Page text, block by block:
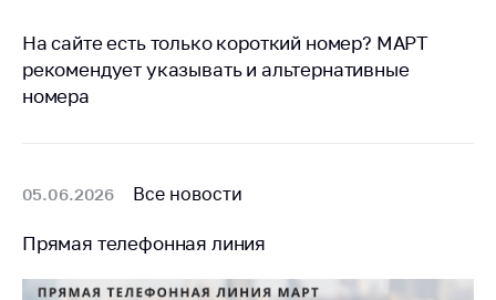
Сообщить о росте
цен на товары
Сообщить о росте
Адрес и режим
работы
На сайте есть только короткий номер? МАРТ
рекомендует указывать и альтернативные
номера
05.06.2026 Все новости
Прямая телефонная линия